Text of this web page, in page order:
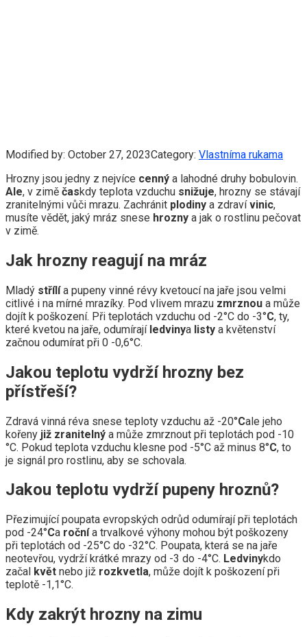
Modified by: October 27, 2023Category: Vlastníma rukama
Hrozny jsou jedny z nejvíce cenný a lahodné druhy bobulovin.
Ale, v zimě časkdy teplota vzduchu snižuje, hrozny se stávají
zranitelnými vůči mrazu. Zachránit plodiny a zdravívinic,
musíte vědět, jaký mráz snese hrozny a jak o rostlinu pečovat
v zimě.
Jak hrozny reagují na mráz
Mladý střílía pupeny vinné révy kvetoucí na jaře jsou velmi
citlivé i na mírné mrazíky. Pod vlivem mrazu zmrznou a může
dojít k poškození. Při teplotách vzduchu od -2°C do -3°С, ty,
které kvetou na jaře, odumírají ledvinya listy a květenství
začnou odumírat při 0 -0,6°C.
Jakou teplotu vydrží hrozny bez
přístřeší?
Zdravá vinná réva snese teploty vzduchu až -20°Сale jeho
kořeny již zranitelný a může zmrznout při teplotách pod -10
°C. Pokud teplota vzduchu klesne pod -5°C až minus 8°С, to
je signál pro rostlinu, aby se schovala.
Jakou teplotu vydrží pupeny hroznů?
Přezimující poupata evropských odrůd odumírají při teplotách
pod -24°Сa ročnía trvalkové výhony mohou být poškozeny
při teplotách od -25°C do -32°C. Poupata, která se na jaře
neotevřou, vydrží krátké mrazy od -3 do -4°C. Ledvinykdo
začal květ nebo již rozkvetla, může dojít k poškození při
teplotě -1,1°C.
Kdy zakrýt hrozny na zimu